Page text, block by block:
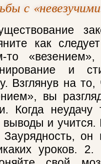
с
как
то
и
Взглянув на
вы
Когда неудачу
выводы и
Заурядность, он
уроков.